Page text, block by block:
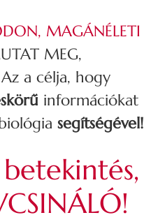
MAGÁNÉLETI
MEG,
a célja, hogy
információkat
segítségével!
betekintés,